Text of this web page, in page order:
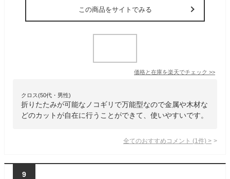
この商品をサイトでみる
価格と在庫を楽天でチェック >>
クロス(50代・男性)
折りたたみが可能なノコギリで万能型なので金属や木材な
どのカットが自在に行うことができて、使いやすいです。
全てのおすすめコメント (1 件) >
9